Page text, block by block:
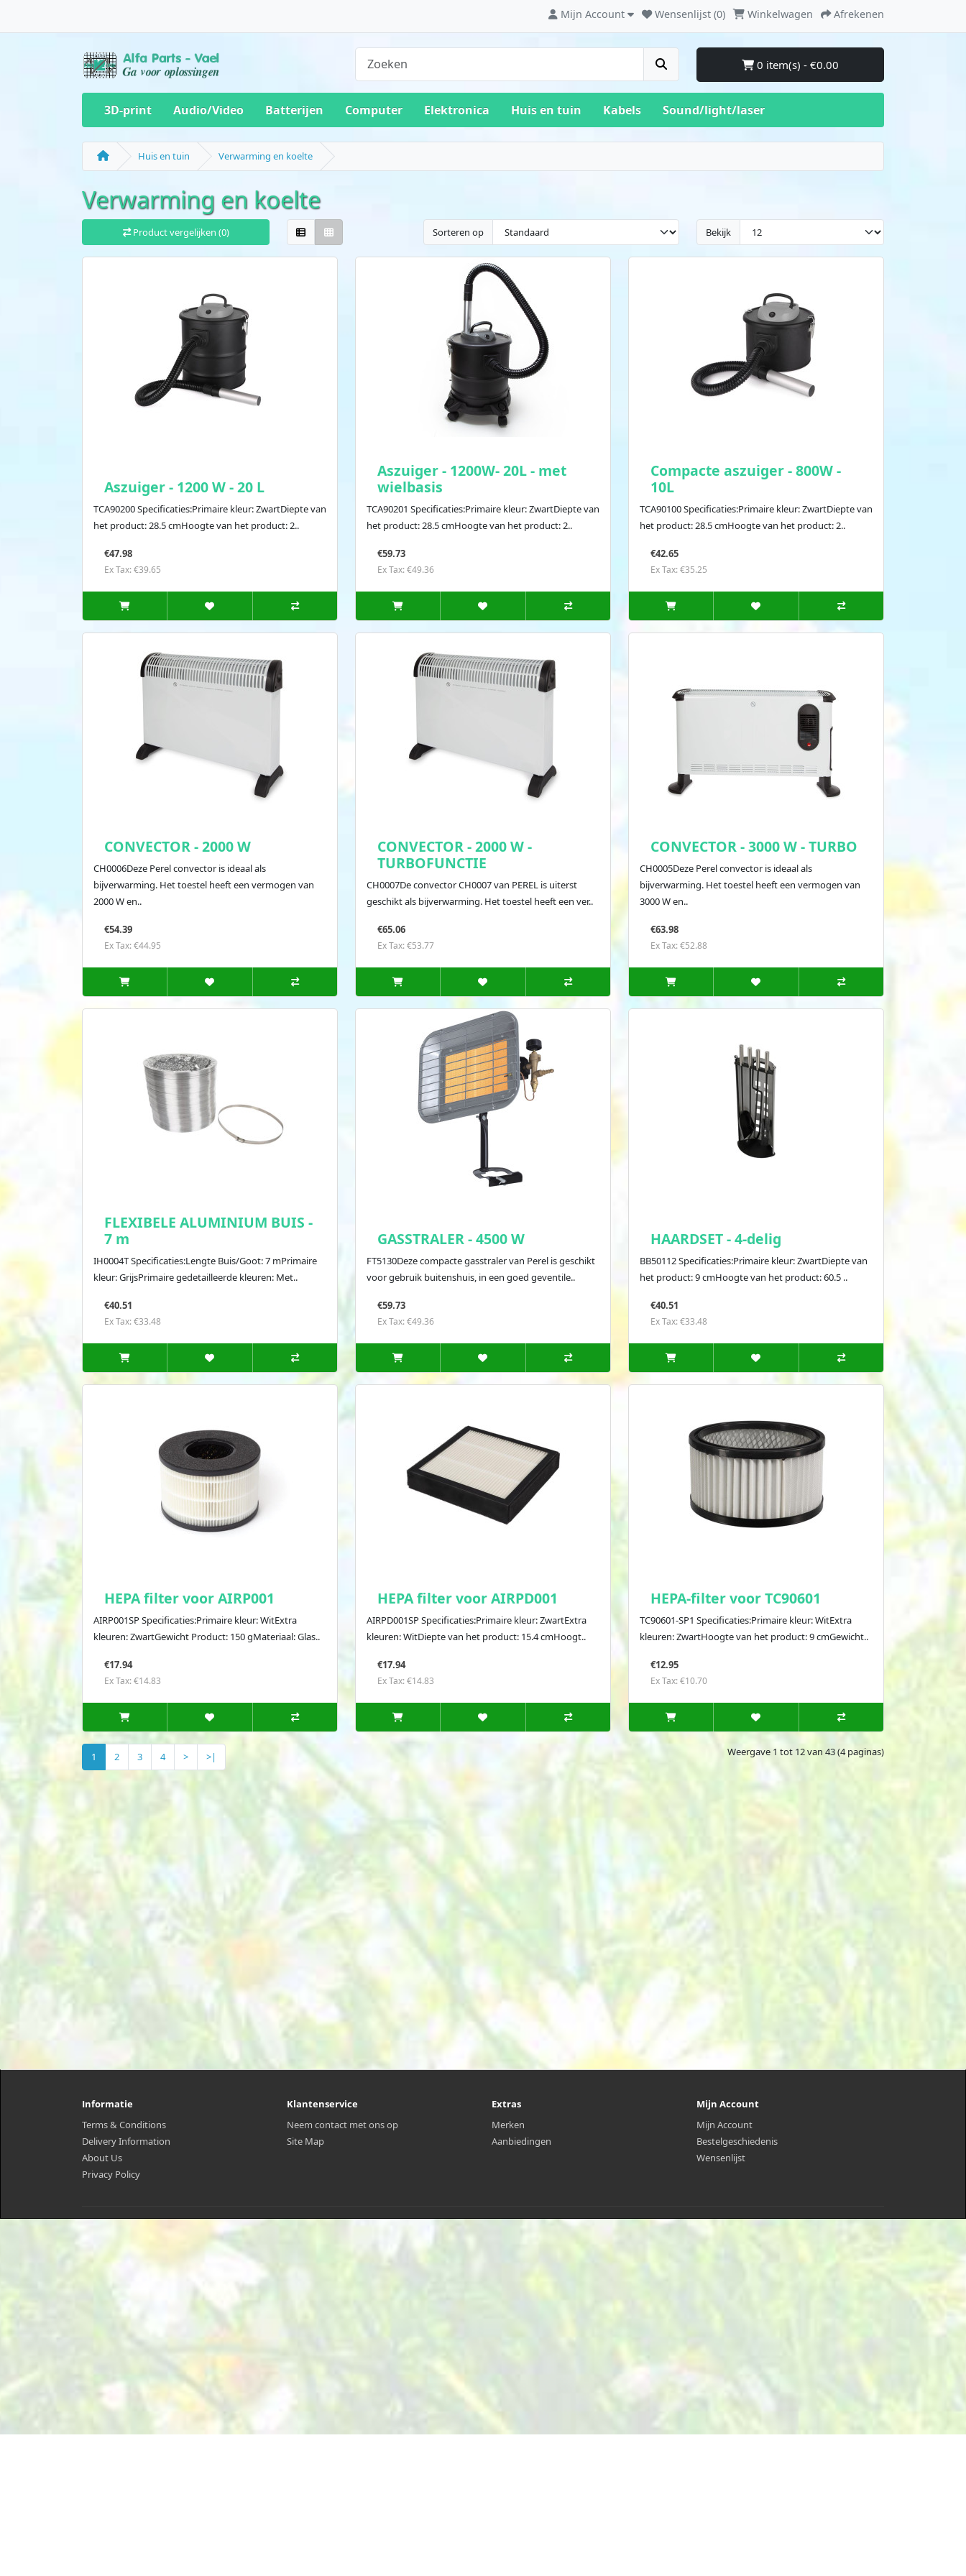
Mijn Account Wensenlijst (0) Winkelwagen Afrekenen
0 item(s) - €0.00
3D-print Audio/Video Batterijen Computer Elektronica Huis en tuin Kabels Sound/light/laser
Huis en tuin Verwarming en koelte
Verwarming en koelte
Product vergelijken (0) Sorteren op Bekijk
Aszuiger - 1200 W - 20 L
TCA90200 Specificaties:Primaire kleur: ZwartDiepte van
het product: 28.5 cmHoogte van het product: 2..
€47.98
Ex Tax: €39.65
Aszuiger - 1200W- 20L - met
wielbasis
TCA90201 Specificaties:Primaire kleur: ZwartDiepte van
het product: 28.5 cmHoogte van het product: 2..
€59.73
Ex Tax: €49.36
Compacte aszuiger - 800W -
10L
TCA90100 Specificaties:Primaire kleur: ZwartDiepte van
het product: 28.5 cmHoogte van het product: 2..
€42.65
Ex Tax: €35.25
CONVECTOR - 2000 W
CH0006Deze Perel convector is ideaal als
bijverwarming. Het toestel heeft een vermogen van
2000 W en..
€54.39
Ex Tax: €44.95
CONVECTOR - 2000 W -
TURBOFUNCTIE
CH0007De convector CH0007 van PEREL is uiterst
geschikt als bijverwarming. Het toestel heeft een ver..
€65.06
Ex Tax: €53.77
CONVECTOR - 3000 W - TURBO
CH0005Deze Perel convector is ideaal als
bijverwarming. Het toestel heeft een vermogen van
3000 W en..
€63.98
Ex Tax: €52.88
FLEXIBELE ALUMINIUM BUIS -
7 m
IH0004T Specificaties:Lengte Buis/Goot: 7 mPrimaire
kleur: GrijsPrimaire gedetailleerde kleuren: Met..
€40.51
Ex Tax: €33.48
GASSTRALER - 4500 W
FT5130Deze compacte gasstraler van Perel is geschikt
voor gebruik buitenshuis, in een goed geventile..
€59.73
Ex Tax: €49.36
HAARDSET - 4-delig
BB50112 Specificaties:Primaire kleur: ZwartDiepte van
het product: 9 cmHoogte van het product: 60.5 ..
€40.51
Ex Tax: €33.48
HEPA filter voor AIRP001
AIRP001SP Specificaties:Primaire kleur: WitExtra
kleuren: ZwartGewicht Product: 150 gMateriaal: Glas..
€17.94
Ex Tax: €14.83
HEPA filter voor AIRPD001
AIRPD001SP Specificaties:Primaire kleur: ZwartExtra
kleuren: WitDiepte van het product: 15.4 cmHoogt..
€17.94
Ex Tax: €14.83
HEPA-filter voor TC90601
TC90601-SP1 Specificaties:Primaire kleur: WitExtra
kleuren: ZwartHoogte van het product: 9 cmGewicht..
€12.95
Ex Tax: €10.70
1 2 3 4 > >| Weergave 1 tot 12 van 43 (4 paginas)
Informatie
Terms & Conditions
Delivery Information
About Us
Privacy Policy
Klantenservice
Neem contact met ons op
Site Map
Extras
Merken
Aanbiedingen
Mijn Account
Mijn Account
Bestelgeschiedenis
Wensenlijst